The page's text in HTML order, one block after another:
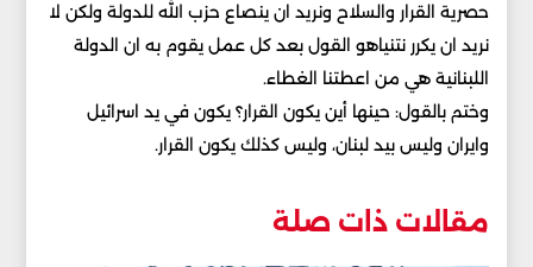
حصرية القرار والسلاح ونريد ان ينصاع حزب الله للدولة ولكن لا
نريد ان يكرر نتنياهو القول بعد كل عمل يقوم به ان الدولة
اللبنانية هي من اعطتنا الغطاء.
وختم بالقول: حينها أين يكون القرار؟ يكون في يد اسرائيل
وايران وليس بيد لبنان، وليس كذلك يكون القرار.
مقالات ذات صلة